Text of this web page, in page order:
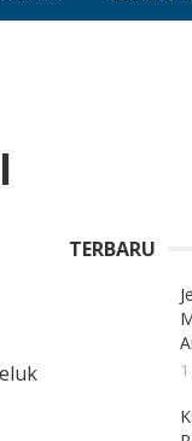
TERBARU